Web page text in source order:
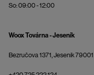
So: 09:00 - 12:00
Woox Továrna - Jeseník
Bezručova 1371, Jeseník 79001